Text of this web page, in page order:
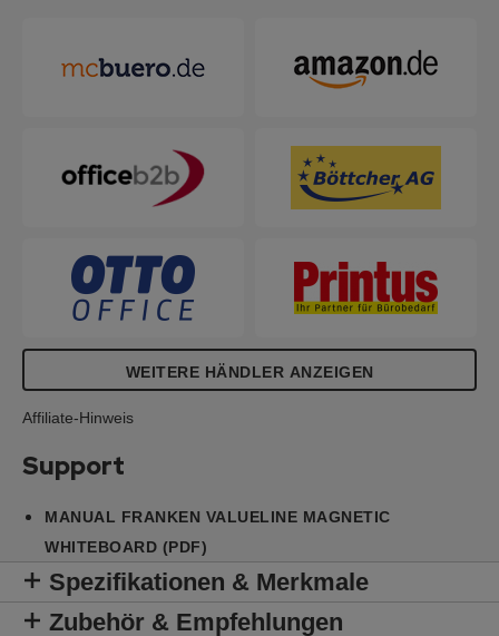
WEITERE HÄNDLER ANZEIGEN
Affiliate-Hinweis
Support
MANUAL FRANKEN VALUELINE MAGNETIC
WHITEBOARD (PDF)
Spezifikationen & Merkmale
Zubehör & Empfehlungen